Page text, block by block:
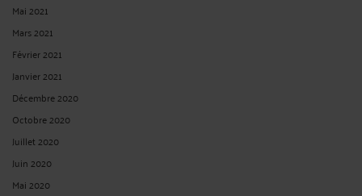
Mai 2021
Mars 2021
Février 2021
Janvier 2021
Décembre 2020
Octobre 2020
Juillet 2020
Juin 2020
Mai 2020